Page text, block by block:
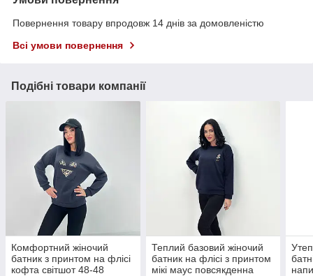
Повернення товару впродовж 14 днів за домовленістю
Всі умови повернення
Подібні товари компанії
Комфортний жіночий
батник з принтом на флісі
кофта світшот 48-48
Теплий базовий жіночий
батник на флісі з принтом
мікі маус повсякденна